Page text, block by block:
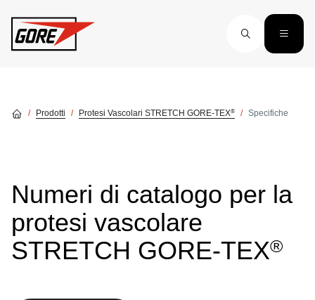
Prodotti Protesi Vascolari STRETCH GORE-TEX® Specifiche
Numeri di catalogo per la
protesi vascolare
STRETCH GORE‑TEX®